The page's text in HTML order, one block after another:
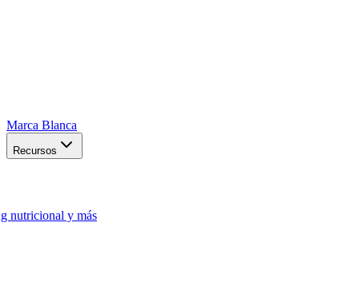
Marca Blanca
Recursos
nutricional y más